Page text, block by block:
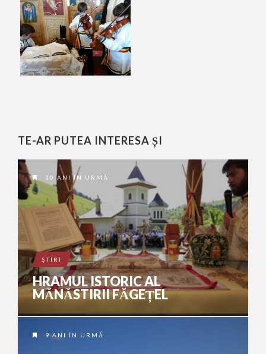
TE-AR PUTEA INTERESA ȘI
10 ANI ÎN URMĂ
ŞTIRI
HRAMUL ISTORIC AL
MĂNĂSTIRII FĂGEȚEL
9 ANI ÎN URMĂ